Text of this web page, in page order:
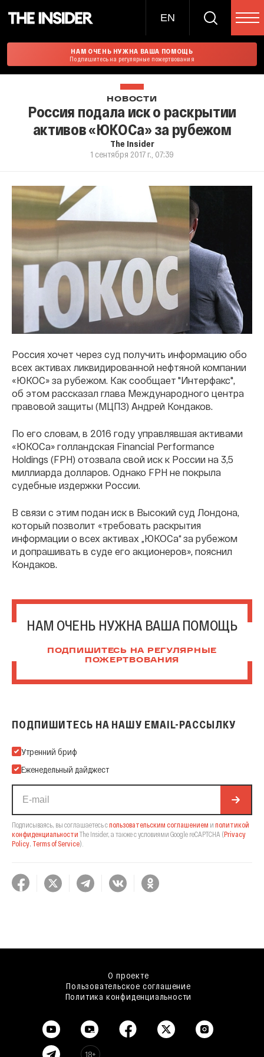
EN
НАМ ОЧЕНЬ НУЖНА ВАША ПОМОЩЬ
Подпишитесь на регулярные пожертвования
НОВОСТИ
Россия подала иск о раскрытии
активов «ЮКОСа» за рубежом
The Insider
1 сентября 2017 г., 07:39
Россия хочет через суд получить информацию обо
всех активах ликвидированной нефтяной компании
«ЮКОС» за рубежом. Как сообщает "Интерфакс",
об этом рассказал глава Международного центра
правовой защиты (МЦПЗ) Андрей Кондаков.
По его словам, в 2016 году управлявшая активами
«ЮКОСа» голландская Financial Performance
Holdings (FPH) отозвала свой иск к России на 3,5
миллиарда долларов. Однако FPH не покрыла
судебные издержки России.
В связи с этим подан иск в Высокий суд Лондона,
который позволит «требовать раскрытия
информации о всех активах „ЮКОСа“ за рубежом
и допрашивать в суде его акционеров», пояснил
Кондаков.
НАМ ОЧЕНЬ НУЖНА ВАША ПОМОЩЬ
ПОДПИШИТЕСЬ НА РЕГУЛЯРНЫЕ
ПОЖЕРТВОВАНИЯ
ПОДПИШИТЕСЬ НА НАШУ EMAIL-РАССЫЛКУ
Подпишитесь на нашу Email-рассылку
Утренний бриф
Еженедельный дайджест
Подписываясь, вы соглашаетесь спользовательским соглашением и политикой
конфиденциальности The Insider, а также с условиями Google reCAPTCHA (Privacy
Policy Terms of Service).
О проекте
Пользовательское соглашение
Политика конфиденциальности
18+